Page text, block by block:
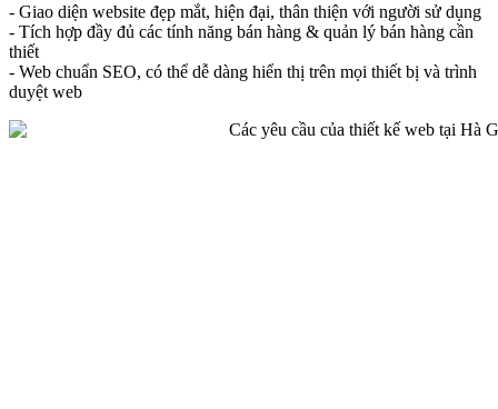
- Giao diện website đẹp mắt, hiện đại, thân thiện với người sử dụng
- Tích hợp đầy đủ các tính năng bán hàng & quản lý bán hàng cần
thiết
- Web chuẩn SEO, có thể dễ dàng hiển thị trên mọi thiết bị và trình
duyệt web